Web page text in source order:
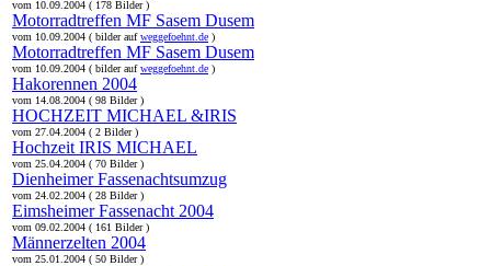
vom 10.09.2004 ( 178 Bilder )
Motorradtreffen MF Sasem Dusem
vom 10.09.2004 ( bilder aufweggefoehnt.de )
Motorradtreffen MF Sasem Dusem
vom 10.09.2004 ( bilder aufweggefoehnt.de )
Hakorennen 2004
vom 14.08.2004 ( 98 Bilder )
HOCHZEIT MICHAEL &IRIS
vom 27.04.2004 ( 2 Bilder )
Hochzeit IRIS MICHAEL
vom 25.04.2004 ( 70 Bilder )
Dienheimer Fassenachtsumzug
vom 24.02.2004 ( 28 Bilder )
Eimsheimer Fassenacht 2004
vom 09.02.2004 ( 161 Bilder )
Männerzelten 2004
vom 25.01.2004 ( 50 Bilder )